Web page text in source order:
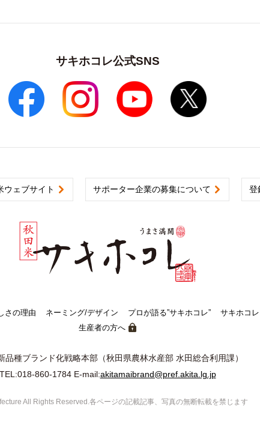
サキホコレ公式SNS
ウェブサイト サポーター企業の募集について 登
さの理由 ネーミング/デザイン プロが語る”サキホコレ” サキホコ
生産者の方へ
品種ブランド化戦略本部 （秋田県農林水産部 水田総合利用課）
TEL:018-860-1784E-mail:akitamaibrand@pref.akita.lg.jp
All Rights Reserved.各ページの記載記事、写真の無断転載を禁じます